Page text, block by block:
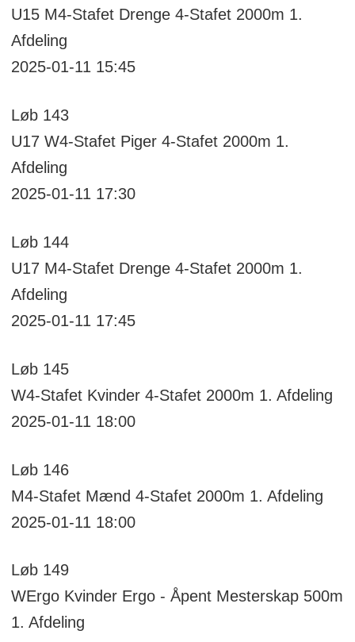
U15 M4-StafetDrenge 4-Stafet 2000m 1.
Afdeling
2025-01-11 15:45
Løb 143
U17 W4-StafetPiger 4-Stafet 2000m 1.
Afdeling
2025-01-11 17:30
Løb 144
U17 M4-StafetDrenge 4-Stafet 2000m 1.
Afdeling
2025-01-11 17:45
Løb 145
W4-StafetKvinder 4-Stafet 2000m 1. Afdeling
2025-01-11 18:00
Løb 146
M4-StafetMænd 4-Stafet 2000m 1. Afdeling
2025-01-11 18:00
Løb 149
WErgoKvinder Ergo - Åpent Mesterskap 500m
1. Afdeling